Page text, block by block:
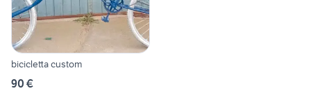
bicicletta custom
90 €